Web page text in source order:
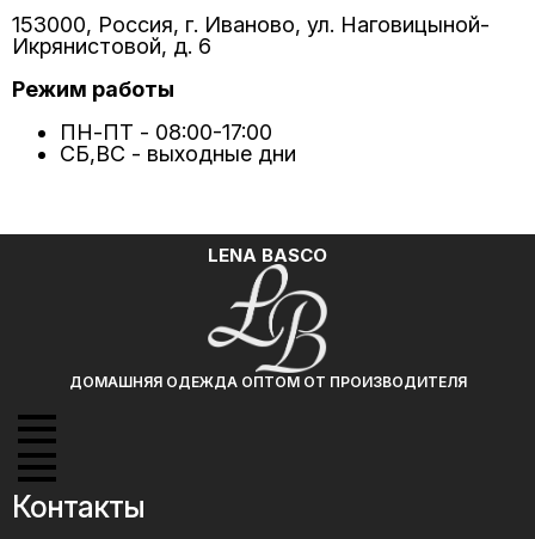
153000, Россия, г. Иваново, ул. Наговицыной-
Икрянистовой, д. 6
Режим работы
ПН-ПТ - 08:00-17:00
СБ,ВС - выходные дни
LENA BASCO
ДОМАШНЯЯ ОДЕЖДА ОПТОМ ОТ ПРОИЗВОДИТЕЛЯ
Контакты